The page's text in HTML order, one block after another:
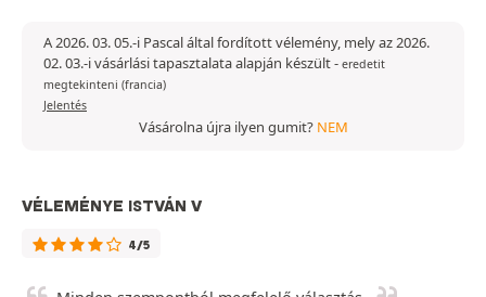
A 2026. 03. 05.-i Pascal által fordított vélemény, mely az 2026.
02. 03.-i vásárlási tapasztalata alapján készült- eredetit
megtekinteni (francia)
Jelentés
Vásárolna újra ilyen gumit? NEM
VÉLEMÉNYE ISTVÁN V
4/5